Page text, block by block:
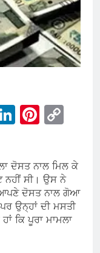
LinkedIn
ਦੋਸਤ ਨਾਲ ਮਿਲ ਕੇ
ਨਹੀਂ ਸੀ। ਉਸ ਨੇ
ਦੋਸਤ ਨਾਲ ਗੋਆ
ਉਨ੍ਹਾਂ ਦੀ ਮਸਤੀ
ਕਿ ਪੂਰਾ ਮਾਮਲਾ